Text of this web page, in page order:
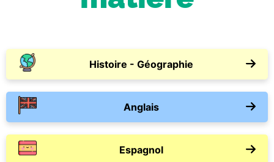
Histoire - Géographie
Anglais
Espagnol